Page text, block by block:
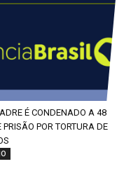
É CONDENADO A 48
PRISÃO POR TORTURA DE